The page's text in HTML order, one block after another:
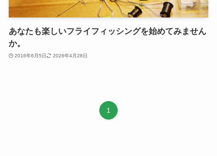
あなたも楽しいフライフィッシングを始めてみません
か。
2016年6月5日 2026年4月28日
1